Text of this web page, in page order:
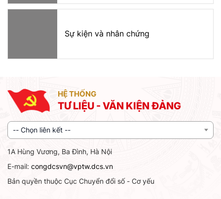
Sự kiện và nhân chứng
HỆ THỐNG
TƯ LIỆU - VĂN KIỆN ĐẢNG
-- Chọn liên kết --
1A Hùng Vương, Ba Đình, Hà Nội
E-mail: congdcsvn@vptw.dcs.vn
Bản quyền thuộc Cục Chuyển đổi số - Cơ yếu